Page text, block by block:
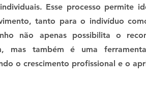
Esse processo permite
tanto para o indivíduo
não apenas possibilita o
mas também é uma
o crescimento profissional e o